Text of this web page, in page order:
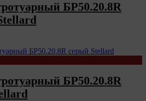
БР50.20.8R
БР50.20.8R